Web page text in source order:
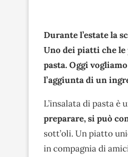
Durante l’estate la
Uno dei piatti che le
pasta. Oggi
l’aggiunta di un
L’insalata di pasta
preparare, si può
sott’oli. Un piatto
in compagnia di